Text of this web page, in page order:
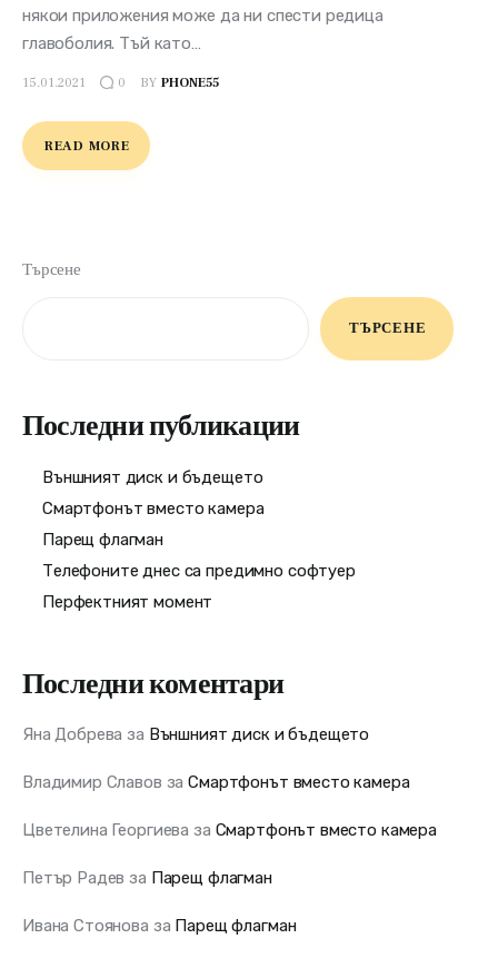
някои приложения може да ни спести редица
главоболия. Тъй като…
15.01.2021 0 BY PHONE55
READ MORE
Търсене
ТЪРСЕНЕ
Последни публикации
Външният диск и бъдещето
Смартфонът вместо камера
Парещ флагман
Телефоните днес са предимно софтуер
Перфектният момент
Последни коментари
Яна Добрева за Външният диск и бъдещето
Владимир Славов заСмартфонът вместо камера
Цветелина Георгиева за Смартфонът вместо камера
Петър Радев за Парещ флагман
Ивана Стоянова за Парещ флагман